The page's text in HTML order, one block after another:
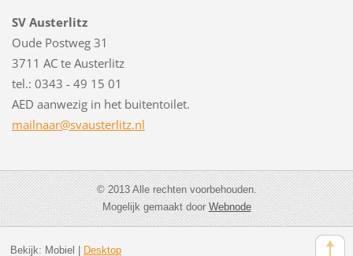
SV Austerlitz
Oude Postweg 31
3711 AC te Austerlitz
tel.: 0343 - 49 15 01
AED aanwezig in het buitentoilet.
mailnaar@svausterlitz.nl
© 2013 Alle rechten voorbehouden.
Mogelijk gemaakt doorWebnode
Bekijk: Mobiel Desktop